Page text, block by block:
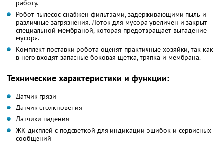
работу.
Робот-пылесос снабжен фильтрами, задерживающими пыль и
различные загрязнения. Лоток для мусора увеличен и закрыт
специальной мембраной, которая предотвращает выпадение
мусора.
Комплект поставки робота оценят практичные хозяйки, так как
в него входят запасные боковая щетка, тряпка и мембрана.
Технические характеристики и функции:
Датчик грязи
Датчик столкновения
Датчики падения
ЖК-дисплей с подсветкой для индикации ошибок и сервисных
сообщений